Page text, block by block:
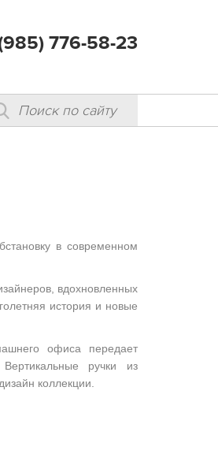
776-58-23
в современном
вдохновленных
история и новые
офиса передает
ручки из
коллекции.